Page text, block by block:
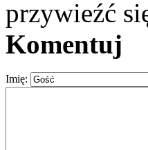
przywieźć
Komentuj
Imię: